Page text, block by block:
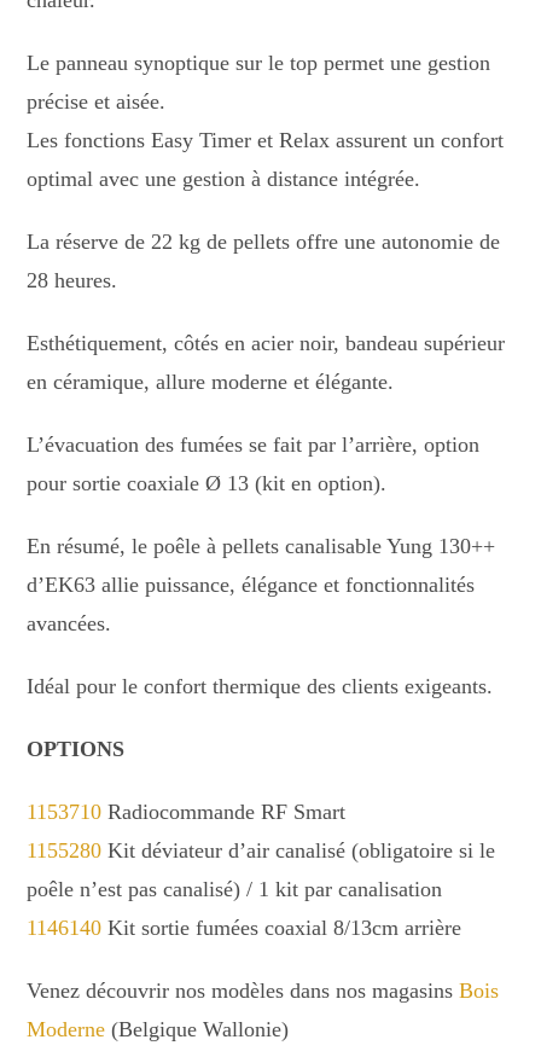
Le panneau synoptique sur le top permet une gestion
précise et aisée.
Les fonctions Easy Timer et Relax assurent un confort
optimal avec une gestion à distance intégrée.
La réserve de 22 kg de pellets offre une autonomie de
28 heures.
Esthétiquement, côtés en acier noir, bandeau supérieur
en céramique, allure moderne et élégante.
L’évacuation des fumées se fait par l’arrière, option
pour sortie coaxiale Ø 13 (kit en option).
En résumé, le poêle à pellets canalisable Yung 130++
d’EK63 allie puissance, élégance et fonctionnalités
avancées.
Idéal pour le confort thermique des clients exigeants.
OPTIONS
1153710 Radiocommande RF Smart
1155280 Kit déviateur d’air canalisé (obligatoire si le
poêle n’est pas canalisé) / 1 kit par canalisation
1146140 Kit sortie fumées coaxial 8/13cm arrière
Venez découvrir nos modèles dans nos magasinsBois
Moderne (Belgique Wallonie)